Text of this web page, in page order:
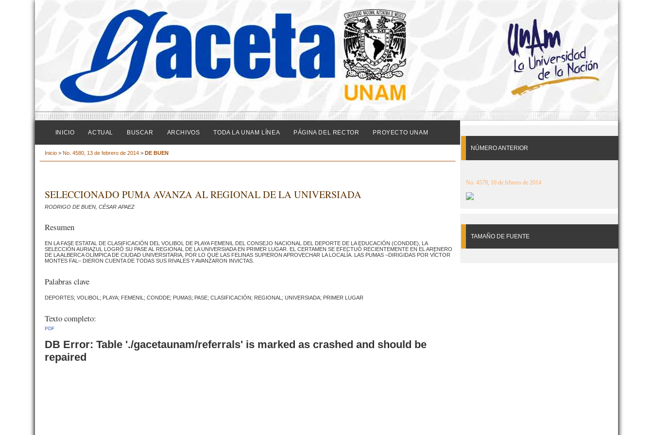
NÚMERO ANTERIOR
No. 4579, 10 de febrero de 2014
TAMAÑO DE FUENTE
INICIO ACTUAL BUSCAR ARCHIVOS TODA LA UNAM LÍNEA PÁGINA DEL RECTOR PROYECTO UNAM
Inicio > No. 4580, 13 de febrero de 2014 > DE BUEN
SELECCIONADO PUMA AVANZA AL REGIONAL DE LA UNIVERSIADA
RODRIGO DE BUEN, CÉSAR APAEZ
Resumen
EN LA FASE ESTATAL DE CLASIFICACIÓN DEL VOLIBOL DE PLAYA FEMENIL DEL CONSEJO NACIONAL DEL DEPORTE DE LA EDUCACIÓN (CONDDE), LA
SELECCIÓN AURIAZUL LOGRÓ SU PASE AL REGIONAL DE LA UNIVERSIADA EN PRIMER LUGAR. EL CERTAMEN SE EFECTUÓ RECIENTEMENTE EN EL ARENERO
DE LA ALBERCA OLÍMPICA DE CIUDAD UNIVERSITARIA, POR LO QUE LAS FELINAS SUPIERON APROVECHAR LA LOCALÍA. LAS PUMAS –DIRIGIDAS POR VÍCTOR
MONTES FAL– DIERON CUENTA DE TODAS SUS RIVALES Y AVANZARON INVICTAS.
Palabras clave
DEPORTES; VOLIBOL; PLAYA; FEMENIL; CONDDE; PUMAS; PASE; CLASIFICACIÓN; REGIONAL; UNIVERSIADA; PRIMER LUGAR
Texto completo:
PDF
DB Error: Table './gacetaunam/referrals' is marked as crashed and should be
repaired